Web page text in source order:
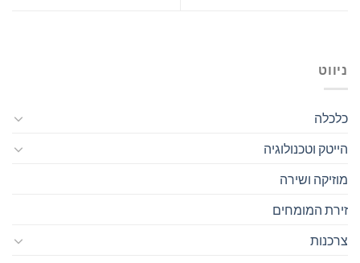
ניווט
כלכלה
הייטק וטכנולוגיה
מוזיקה ושירה
זירת המומחים
צרכנות